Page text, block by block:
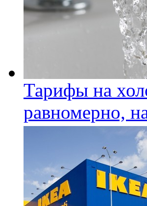
Тарифы на
равномерно,